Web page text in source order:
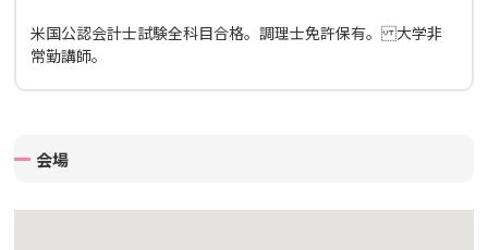
米国公認会計士試験全科目合格。調理士免許保有。 大学非
常勤講師。
会場